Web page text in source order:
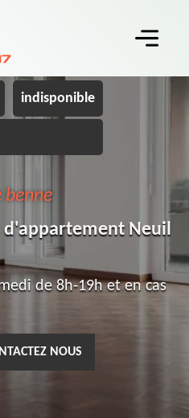
indisponible
benne
d'appartement Neuil
de 8h-19h et en cas
NOUS